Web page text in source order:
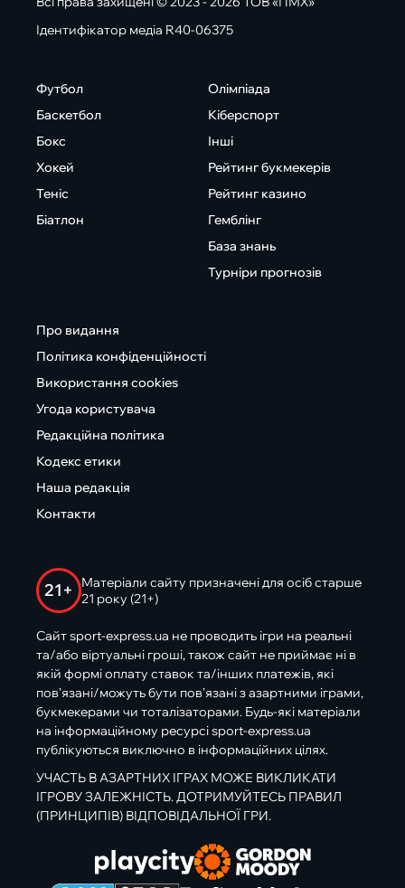
Ідентифікатор медіа R40-06375
Футбол
Баскетбол
Бокс
Хокей
Теніс
Біатлон
Олімпіада
Кіберспорт
Інші
Рейтинг букмекерів
Рейтинг казино
Гемблінг
База знань
Турніри прогнозів
Про видання
Політика конфіденційності
Використання cookies
Угода користувача
Редакційна політика
Кодекс етики
Наша редакція
Контакти
21+
Матеріали сайту призначені для осіб старше
21 року (21+)
Сайт sport-express.ua не проводить ігри на реальні
та/або віртуальні гроші, також сайт не приймає ні в
якій формі оплату ставок та/інших платежів, які
пов’язані/можуть бути пов’язані з азартними іграми,
букмекерами чи тоталізаторами. Будь-які матеріали
на інформаційному ресурсі sport-express.ua
публікуються виключно в інформаційних цілях.
УЧАСТЬ В АЗАРТНИХ ІГРАХ МОЖЕ ВИКЛИКАТИ
ІГРОВУ ЗАЛЕЖНІСТЬ. ДОТРИМУЙТЕСЬ ПРАВИЛ
(ПРИНЦИПІВ) ВІДПОВІДАЛЬНОЇ ГРИ.